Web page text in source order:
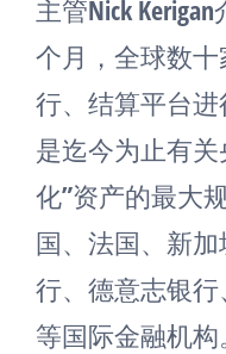
主管Nick
个月，全球数
行、结算平台
是迄今为止有
化”资产的最大
国、法国、新
行、德意志银行
等国际金融机构。